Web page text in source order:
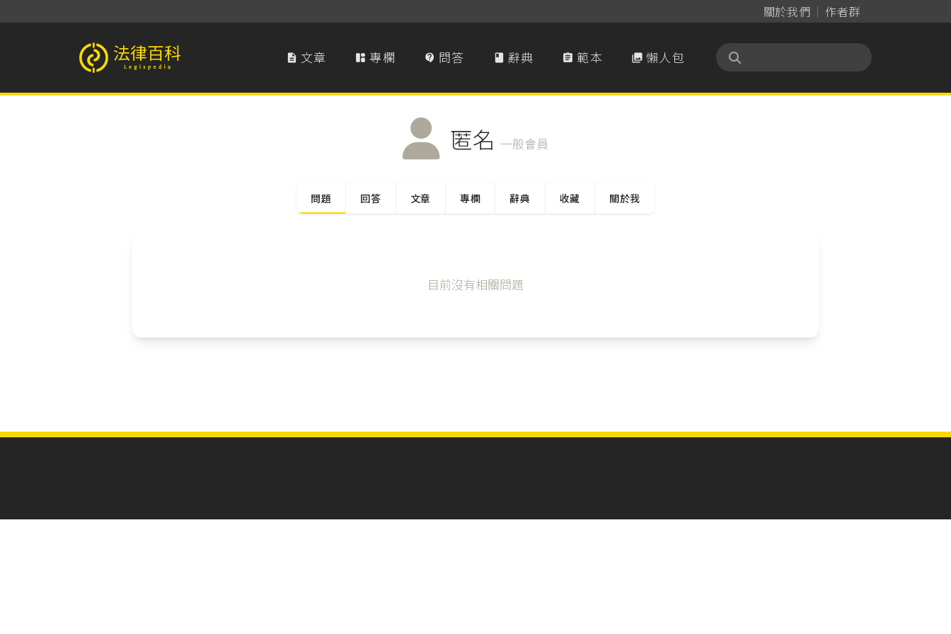
關於我們 作者群
法律百科 Legispedia  文章  專欄  問答  辭典  範本  懶人包
匿名 一般會員
問題 回答 文章 專欄 辭典 收藏 關於我
目前沒有相關問題